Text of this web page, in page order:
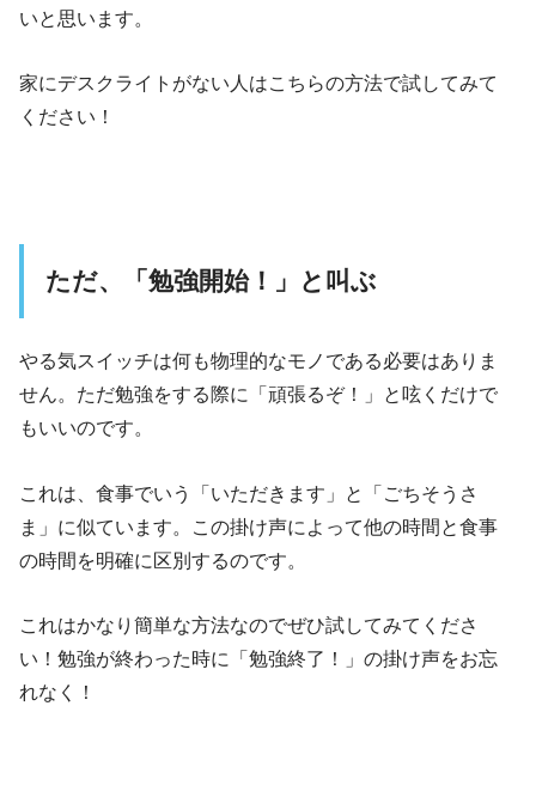
いと思います。
家にデスクライトがない人はこちらの方法で試してみて
ください！
ただ、「勉強開始！」と叫ぶ
やる気スイッチは何も物理的なモノである必要はありま
せん。ただ勉強をする際に「頑張るぞ！」と呟くだけで
もいいのです。
これは、食事でいう「いただきます」と「ごちそうさ
ま」に似ています。この掛け声によって他の時間と食事
の時間を明確に区別するのです。
これはかなり簡単な方法なのでぜひ試してみてくださ
い！勉強が終わった時に「勉強終了！」の掛け声をお忘
れなく！